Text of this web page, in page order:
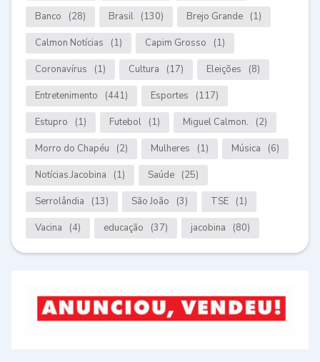
Banco (28) Brasil (130) Brejo Grande (1)
Calmon Notícias (1) Capim Grosso (1)
Coronavírus (1) Cultura (17) Eleições (8)
Entretenimento (441) Esportes (117)
Estupro (1) Futebol (1) Miguel Calmon. (2)
Morro do Chapéu (2) Mulheres (1) Música (6)
Notícias.Jacobina (1) Saúde (25)
Serrolândia (13) São João (3) TSE (1)
Vacina (4) educação (37) jacobina (80)